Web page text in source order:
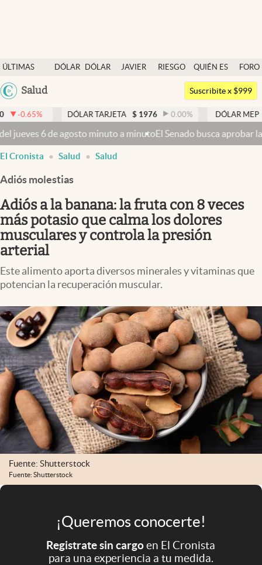
ÚLTIMAS
NOTICIAS
DÓLAR
DÓLAR
JAVIER
RIESGO
QUIÉN ES
QUIÉN
FORO
Argentina
México
USA
Salud
Dólar
Members
Economía y Política
Finanzas y Mercados
Mercados Online
Negocios
Columnistas
Otras secciones
Apertura
Infotechnology
Clase
Clima
Mundial 2026
Eventos Corporativos
El Cronista Studio
Mediakit
abre en nueva pestaña
Argentina
Suscribite x $999
DÓLAR TARJETA $ 1976 0.00% DÓLAR MEP $ 1520,48
a minutoEl Senado busca aprobar la Ley de Propiedad
El Cronista Salud Salud
Adiós molestias
Adiós a la banana: la fruta con 8 veces
más potasio que calma los dolores
musculares y controla la presión
arterial
Este alimento aporta diversos minerales y vitaminas que
potencian la recuperación muscular.
Fuente: Shutterstock
Fuente: Shutterstock
¡Queremos conocerte!
Registrate sin cargoen El Cronista
para una experiencia a tu medida.